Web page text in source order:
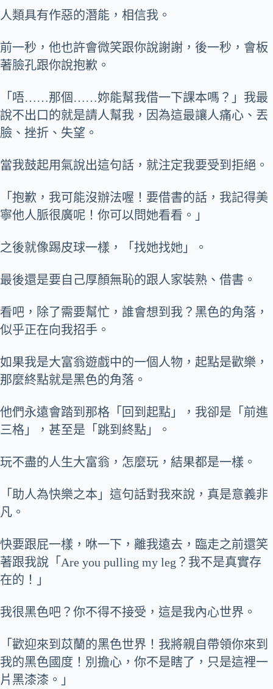
人類具有作惡的潛能，相信我。
前一秒，他也許會微笑跟你說謝謝，後一秒，會板
著臉孔跟你說抱歉。
「唔……那個……妳能幫我借一下課本嗎？」我最
說不出口的就是請人幫我，因為這最讓人痛心、丟
臉、挫折、失望。
當我鼓起用氣說出這句話，就注定我要受到拒絕。
「抱歉，我可能沒辦法喔！要借書的話，我記得美
寧他人脈很廣呢！你可以問她看看。」
之後就像踢皮球一樣，「找她找她」。
最後還是要自己厚顏無恥的跟人家裝熟、借書。
看吧，除了需要幫忙，誰會想到我？黑色的角落，
似乎正在向我招手。
如果我是大富翁遊戲中的一個人物，起點是歡樂，
那麼終點就是黑色的角落。
他們永遠會踏到那格「回到起點」，我卻是「前進
三格」，甚至是「跳到終點」。
玩不盡的人生大富翁，怎麼玩，結果都是一樣。
「助人為快樂之本」這句話對我來說，真是意義非
凡。
快要跟屁一樣，咻一下，離我遠去，臨走之前還笑
著跟我說「Are you pulling my leg？我不是真實存
在的！」
我很黑色吧？你不得不接受，這是我內心世界。
「歡迎來到苡蘭的黑色世界！我將親自帶領你來到
我的黑色國度！別擔心，你不是瞎了，只是這裡一
片黑漆漆。」